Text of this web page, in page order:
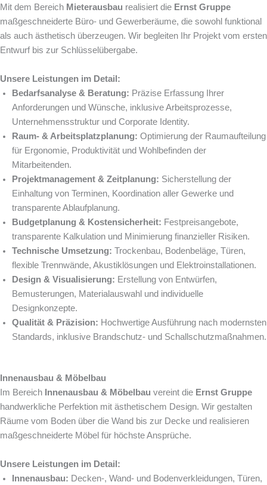
Mit dem Bereich Mieterausbau realisiert die Ernst Gruppe
maßgeschneiderte Büro- und Gewerberäume, die sowohl funktional
als auch ästhetisch überzeugen. Wir begleiten Ihr Projekt vom ersten
Entwurf bis zur Schlüsselübergabe.
Unsere Leistungen im Detail:
Bedarfsanalyse & Beratung: Präzise Erfassung Ihrer
Anforderungen und Wünsche, inklusive Arbeitsprozesse,
Unternehmensstruktur und Corporate Identity.
Raum- & Arbeitsplatzplanung: Optimierung der Raumaufteilung
für Ergonomie, Produktivität und Wohlbefinden der
Mitarbeitenden.
Projektmanagement & Zeitplanung: Sicherstellung der
Einhaltung von Terminen, Koordination aller Gewerke und
transparente Ablaufplanung.
Budgetplanung & Kostensicherheit: Festpreisangebote,
transparente Kalkulation und Minimierung finanzieller Risiken.
Technische Umsetzung: Trockenbau, Bodenbeläge, Türen,
flexible Trennwände, Akustiklösungen und Elektroinstallationen.
Design & Visualisierung: Erstellung von Entwürfen,
Bemusterungen, Materialauswahl und individuelle
Designkonzepte.
Qualität & Präzision: Hochwertige Ausführung nach modernsten
Standards, inklusive Brandschutz- und Schallschutzmaßnahmen.
Innenausbau & Möbelbau
Im Bereich Innenausbau & Möbelbau vereint die Ernst Gruppe
handwerkliche Perfektion mit ästhetischem Design. Wir gestalten
Räume vom Boden über die Wand bis zur Decke und realisieren
maßgeschneiderte Möbel für höchste Ansprüche.
Unsere Leistungen im Detail:
Innenausbau: Decken-, Wand- und Bodenverkleidungen, Türen,